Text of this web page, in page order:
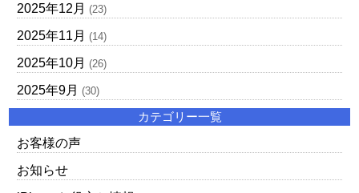
2025年12月 (23)
2025年11月 (14)
2025年10月 (26)
2025年9月 (30)
カテゴリー一覧
お客様の声
お知らせ